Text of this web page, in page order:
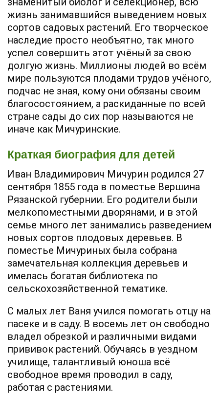
жизнь занимавшийся выведением новых
сортов садовых растений. Его творческое
наследие просто необъятно, так много
успел совершить этот учёный за свою
долгую жизнь. Миллионы людей во всём
мире пользуются плодами трудов учёного,
подчас не зная, кому они обязаны своим
благосостоянием, а раскиданные по всей
стране сады до сих пор называются не
иначе как Мичуринские.
Краткая биография для детей
Иван Владимирович Мичурин родился 27
сентября 1855 года в поместье Вершина
Рязанской губернии. Его родители были
мелкопоместными дворянами, и в этой
семье много лет занимались разведением
новых сортов плодовых деревьев. В
поместье Мичуриных была собрана
замечательная коллекция деревьев и
имелась богатая библиотека по
сельскохозяйственной тематике.
С малых лет Ваня учился помогать отцу на
пасеке и в саду. В восемь лет он свободно
владел обрезкой и различными видами
прививок растений. Обучаясь в уездном
училище, талантливый юноша всё
свободное время проводил в саду,
работая с растениями.